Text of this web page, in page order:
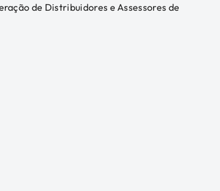
de Distribuidores e Assessores de